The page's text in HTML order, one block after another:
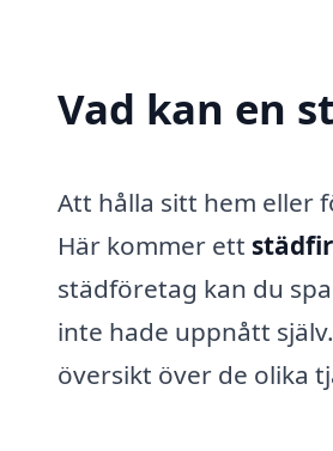
Vad kan en
Att hålla sitt hem eller
Här kommer ett
städföretag kan du
inte hade uppnått
översikt över de olika